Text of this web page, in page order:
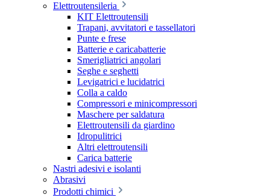
Elettroutensileria
KIT Elettroutensili
Trapani, avvitatori e tassellatori
Punte e frese
Batterie e caricabatterie
Smerigliatrici angolari
Seghe e seghetti
Levigatrici e lucidatrici
Colla a caldo
Compressori e minicompressori
Maschere per saldatura
Elettroutensili da giardino
Idropulitrici
Altri elettroutensili
Carica batterie
Nastri adesivi e isolanti
Abrasivi
Prodotti chimici